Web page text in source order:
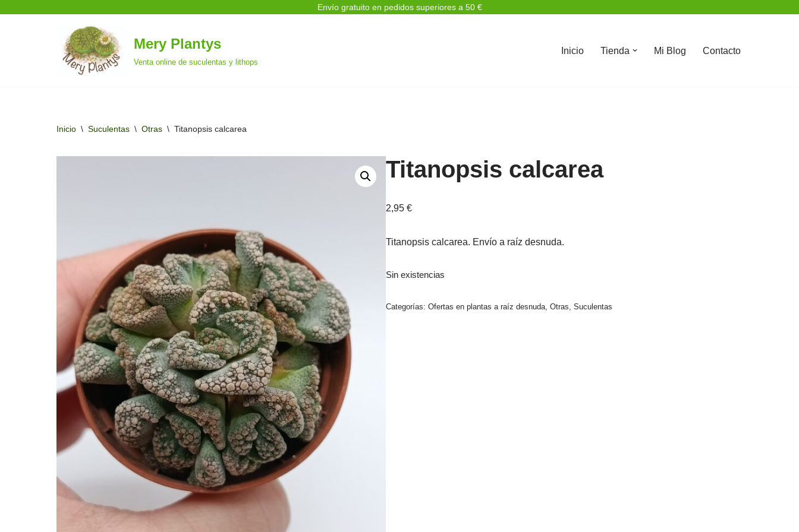
Envío gratuito en pedidos superiores a 50 €
Mery Plantys
Venta online de suculentas y lithops
Inicio Tienda Mi Blog Contacto
Inicio \ Suculentas \ Otras \ Titanopsis calcarea
Titanopsis calcarea
2,95 €
Titanopsis calcarea. Envío a raíz desnuda.
Sin existencias
Categorías: Ofertas en plantas a raíz desnuda, Otras Suculentas